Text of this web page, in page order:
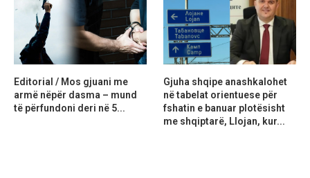
Editorial / Mos gjuani me
armë nëpër dasma – mund
të përfundoni deri në 5...
Gjuha shqipe anashkalohet
në tabelat orientuese për
fshatin e banuar plotësisht
me shqiptarë, Llojan, kur...